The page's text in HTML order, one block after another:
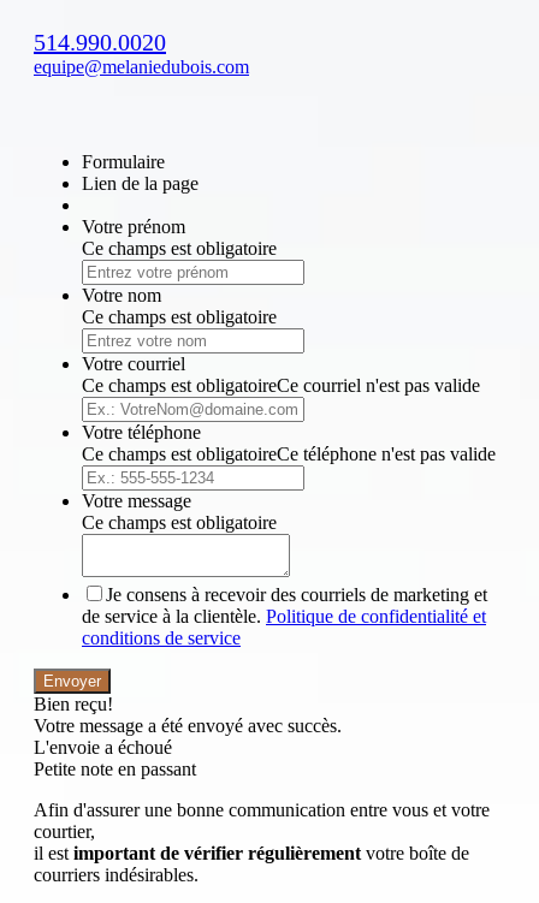
514.990.0020
equipe@melaniedubois.com
Formulaire
Lien de la page
Votre prénom
Ce champs est obligatoire
Votre nom
Ce champs est obligatoire
Votre courriel
Ce champs est obligatoireCe courriel n'est pas valide
Votre téléphone
Ce champs est obligatoireCe téléphone n'est pas valide
Votre message
Ce champs est obligatoire
Je consens à recevoir des courriels de marketing et
de service à la clientèle. Politique de confidentialité et
conditions de service
Envoyer
Bien reçu!
Votre message a été envoyé avec succès.
L'envoie a échoué
Petite note en passant
Afin d'assurer une bonne communication entre vous et votre
courtier,
il est important de vérifier régulièrement votre boîte de
courriers indésirables.